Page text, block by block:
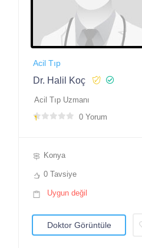
Acil Tıp
Dr. Halil Koç
Acil Tıp Uzmanı
0 Yorum
Konya
0 Tavsiye
Uygun değil
Doktor Görüntüle